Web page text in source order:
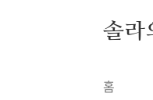
솔라
홈